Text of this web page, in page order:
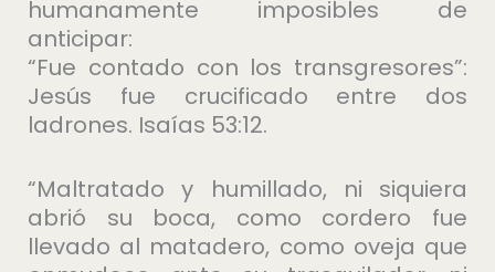
humanamente imposibles de
anticipar:
“Fue contado con los transgresores”:
Jesús fue crucificado entre dos
ladrones. Isaías 53:12.
“Maltratado y humillado, ni siquiera
abrió su boca, como cordero fue
llevado al matadero, como oveja que